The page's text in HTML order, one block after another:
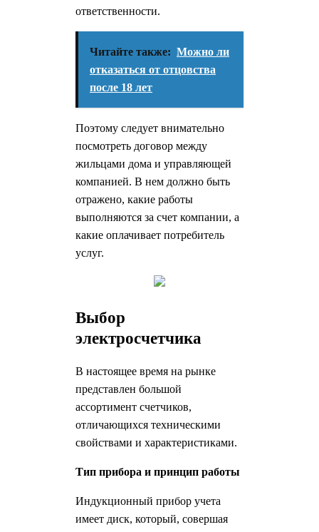
ответственности.
Читайте также: Можно ли
отказаться от отцовства
после 18 лет
Поэтому следует внимательно
посмотреть договор между
жильцами дома и управляющей
компанией. В нем должно быть
отражено, какие работы
выполняются за счет компании, а
какие оплачивает потребитель
услуг.
Выбор
электросчетчика
В настоящее время на рынке
представлен большой
ассортимент счетчиков,
отличающихся техническими
свойствами и характеристиками.
Тип прибора и принцип работы
Индукционный прибор учета
имеет диск, который, совершая